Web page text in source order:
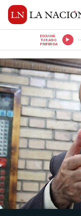
ESCUCHÁ
TU RADIO
PREFERIDA